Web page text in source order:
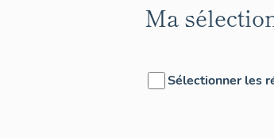
Ma
Sélectionner les